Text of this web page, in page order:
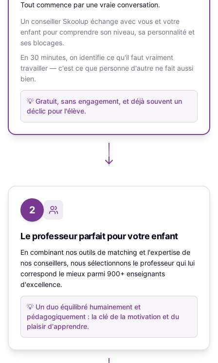
Tout commence par une vraie conversation.
Un conseiller Skoolup échange avec vous et votre
enfant pour comprendre son niveau, sa personnalité et
ses blocages.
En 30 minutes, on identifie ce qu'il faut vraiment
travailler — c'est ce que personne d'autre ne fait aussi
bien.
💡 Gratuit, sans engagement, et déjà souvent un
déclic pour l'élève.
2
Le professeur parfait pour votre enfant
En combinant nos outils de matching et l'expertise de
nos conseillers, nous sélectionnons le professeur qui lui
correspond le mieux parmi 900+ enseignants
d'excellence.
💡 Un duo équilibré humainement et
pédagogiquement : la clé de la motivation et du
plaisir d'apprendre.